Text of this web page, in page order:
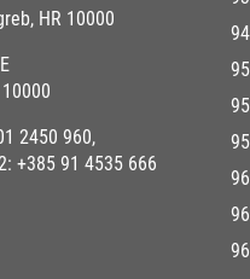
HR 10000
2450 960,
+385 91 4535 666